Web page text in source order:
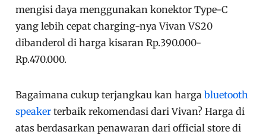
mengisi daya menggunakan konektor Type-C
yang lebih cepat charging-nya Vivan VS20
dibanderol di harga kisaran Rp.390.000-
Rp.470.000.
Bagaimana cukup terjangkau kan hargabluetooth
speaker terbaik rekomendasi dari Vivan? Harga di
atas berdasarkan penawaran dari official store di